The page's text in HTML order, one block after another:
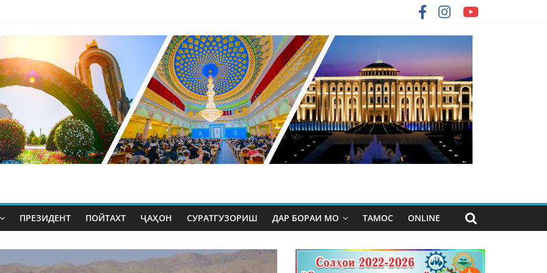
ПРЕЗИДЕНТ ПОЙТАХТ ҶАҲОН СУРАТГУЗОРИШ ДАР БОРАИ МО ТАМОС ONLINE